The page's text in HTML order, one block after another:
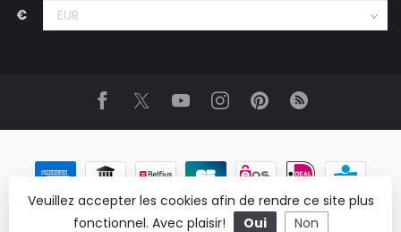
€
Veuillez accepter les cookies afin de rendre ce site plus
fonctionnel. Avec plaisir!
Oui Non